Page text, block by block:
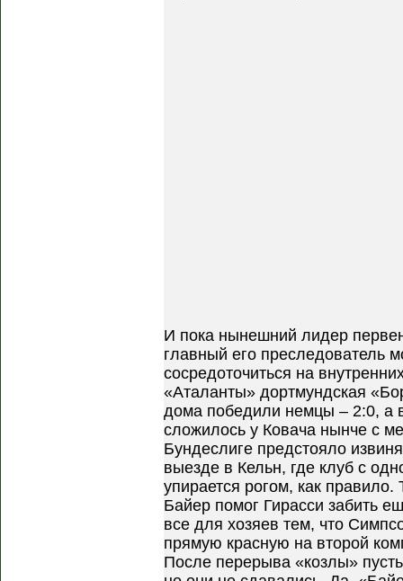
И пока нынешний лидер
главный его преследователь
сосредоточиться на
«Аталанты» дортмундская
дома победили немцы – 2:0, а
сложилось у Ковача нынче с
Бундеслиге предстояло
выезде в Кельн, где клуб с
упирается рогом, как правило.
Байер помог Гирасси забить
все для хозяев тем, что
прямую красную на второй
После перерыва «козлы»